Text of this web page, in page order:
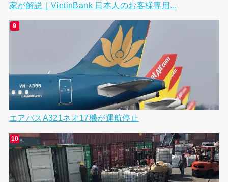
家が解説｜VietinBank 日本人のお客様専用...
エアバスA321ネオ17機が運航停止